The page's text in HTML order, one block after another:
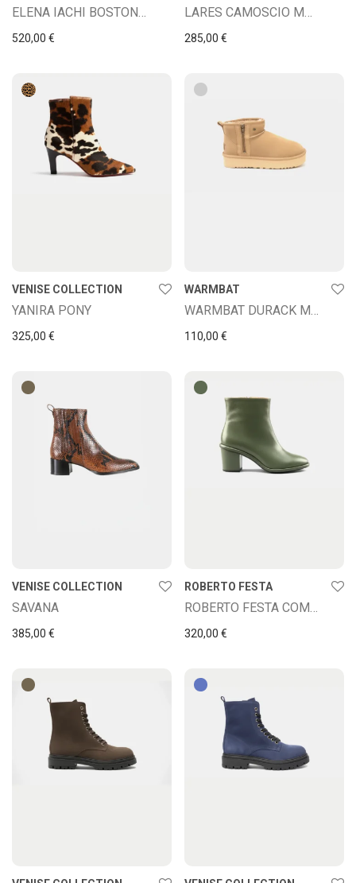
ELENA IACHI BOSTON NERO
520,00 €
LARES CAMOSCIO MORO
285,00 €
VENISE COLLECTION
YANIRA PONY
325,00 €
WARMBAT
110,00 €
VENISE COLLECTION
SAVANA
385,00 €
ROBERTO FESTA
ROBERTO FESTA COMMY NAPPA VERDE
320,00 €